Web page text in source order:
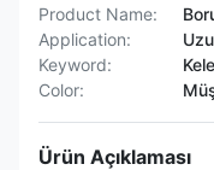
Product Name:
Application:
Keyword:
Color:
Ürün Açıklaması